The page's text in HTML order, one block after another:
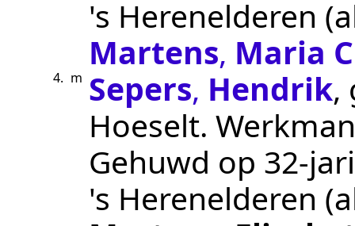
's Herenelderen
Martens, Maria
4. m Sepers, Hendrik,
Hoeselt. Werkman
Gehuwd op 32-
's Herenelderen